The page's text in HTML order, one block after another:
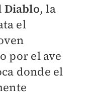
Diablo, la
el
por el ave
donde el